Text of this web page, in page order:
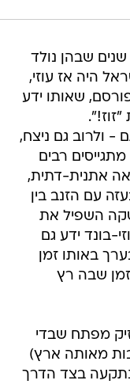
שבהן נולד
היה אז עוזי,
שאותו ידע
- ולרוב גם ניצח,
רבים
אתנית-דתית,
עם הזנב בין
השפיל את
בונד ידע גם
באותו זמן
שבה רץ
מפתח שבדי
מאותה ארץ)
בצד הדרך